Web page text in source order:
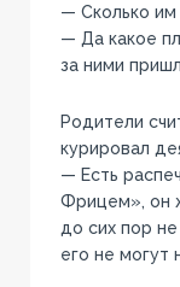
— Сколько им
— Да какое
за ними
Родители
курировал
— Есть
Фрицем», он
до сих пор
его не могут